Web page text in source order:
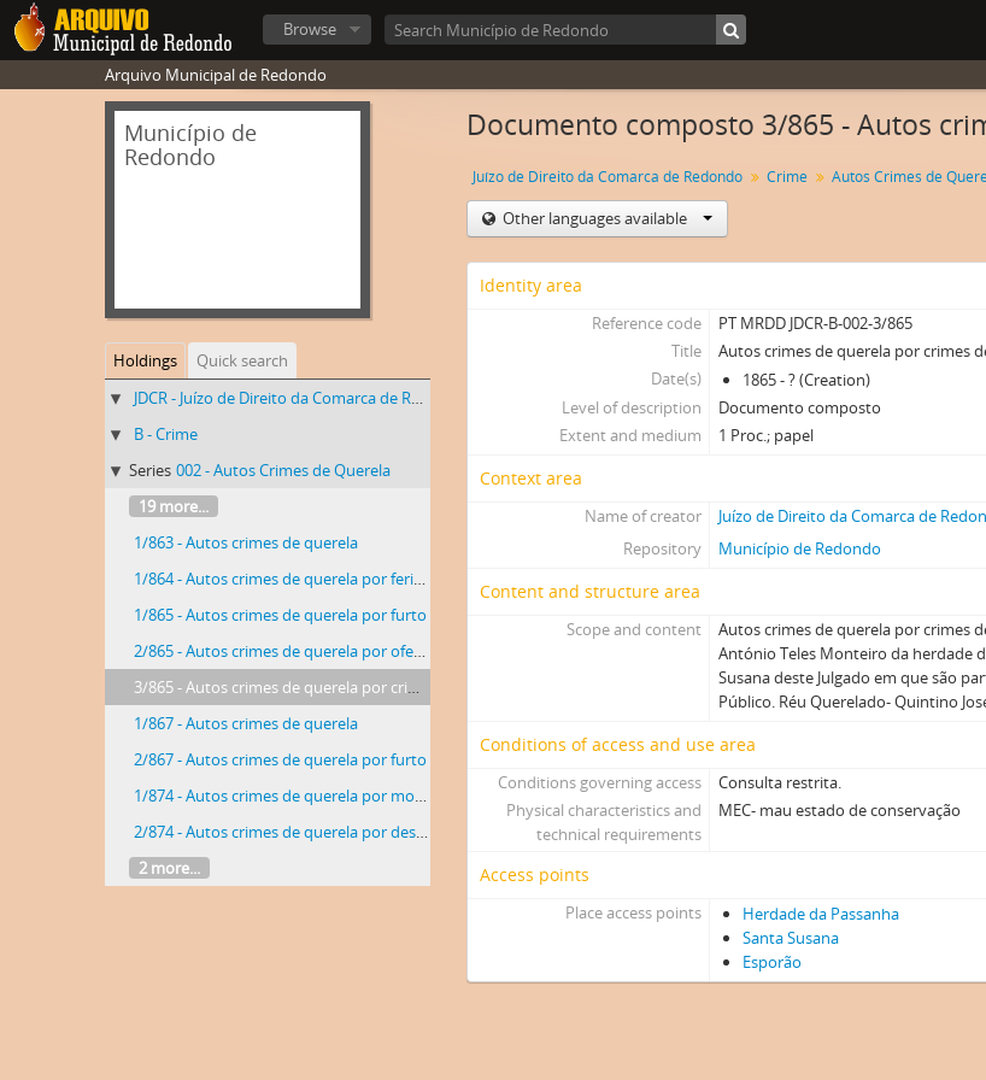
Browse
Arquivo Municipal de Redondo
Município de
Redondo
Holdings
Quick search
JDCR - Juízo de Direito da Comarca de Redondo
B - Crime
Series 002 - Autos Crimes de Querela
19 more...
1/863 - Autos crimes de querela
1/864 - Autos crimes de querela por ferimentos
1/865 - Autos crimes de querela por furto
2/865 - Autos crimes de querela por ofensas corporais
3/865 - Autos crimes de querela por crimes de ferimentos
1/867 - Autos crimes de querela
2/867 - Autos crimes de querela por furto
1/874 - Autos crimes de querela por morte
2/874 - Autos crimes de querela por descaminho de direitos
2 more...
Documento composto 3/865 - Autos
Juízo de Direito da Comarca de Redondo Crime Autos Crimes de
Other languages available
Identity area
Reference code
PT MRDD JDCR-B-002-3/865
Title
Autos crimes de querela por crimes
Date(s)
1865 - ? (Creation)
Level of description
Documento composto
Extent and medium
1 Proc.; papel
Context area
Name of creator
Juízo de Direito da Comarca de
Repository
Município de Redondo
Content and structure area
Scope and content
Autos crimes de querela por crimes
António Teles Monteiro da herdade
Susana deste Julgado em que são
Público. Réu Querelado- Quintino
Conditions of access and use area
Conditions governing access
Consulta restrita.
Physical characteristics and
technical requirements
MEC- mau estado de conservação
Access points
Place access points
Herdade da Passanha
Santa Susana
Esporão